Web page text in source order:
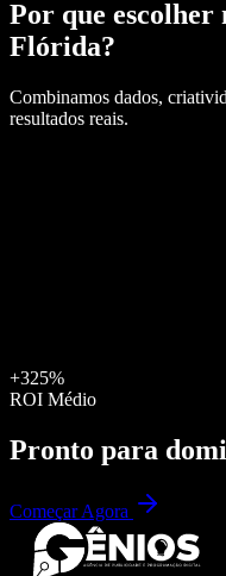
Por que escolher
Flórida?
Combinamos dados,
resultados reais.
+325%
ROI Médio
Pronto para
Começar Agora